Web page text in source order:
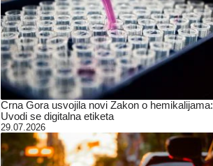
Crna Gora usvojila novi Zakon o hemikalijama:
Uvodi se digitalna etiketa
29.07.2026